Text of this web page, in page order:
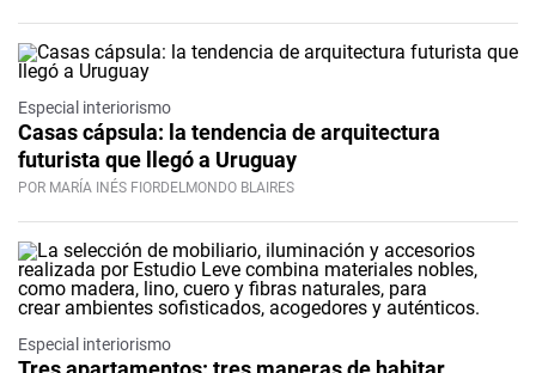
Especial interiorismo
Casas cápsula: la tendencia de arquitectura
futurista que llegó a Uruguay
POR MARÍA INÉS FIORDELMONDO BLAIRES
Especial interiorismo